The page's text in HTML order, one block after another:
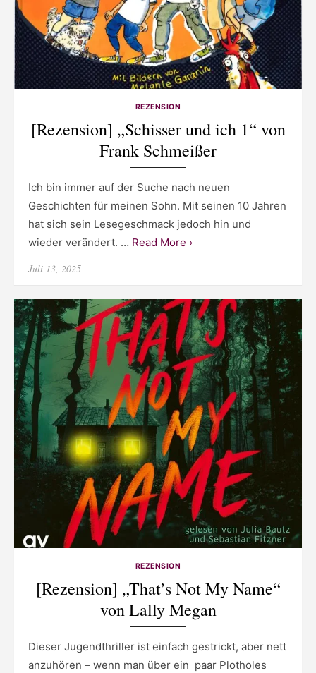
REZENSION
[Rezension] „Schisser und ich 1“ von
Frank Schmeißer
Ich bin immer auf der Suche nach neuen
Geschichten für meinen Sohn. Mit seinen 10 Jahren
hat sich sein Lesegeschmack jedoch hin und
wieder verändert. … Read More ›
Posted
Juli 13, 2025
REZENSION
[Rezension] „That’s Not My Name“
von Lally Megan
Dieser Jugendthriller ist einfach gestrickt, aber nett
anzuhören – wenn man über ein paar Plotholes